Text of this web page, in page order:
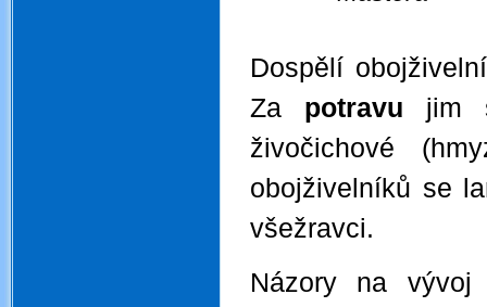
Dospělí
Za potravu jim
živočichové
obojživelníků se
všežravci.
Názory na vývoj